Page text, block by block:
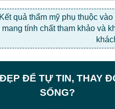
quả thẩm mỹ phụ thuộc
mang tính chất tham khảo và
ĐẸP ĐỂ TỰ TIN, THAY
SỐNG?